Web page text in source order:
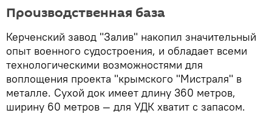
Производственная база
Керченский завод "Залив" накопил значительный
опыт военного судостроения, и обладает всеми
технологическими возможностями для
воплощения проекта "крымского "Мистраля" в
металле. Сухой док имеет длину 360 метров,
ширину 60 метров — для УДК хватит с запасом.